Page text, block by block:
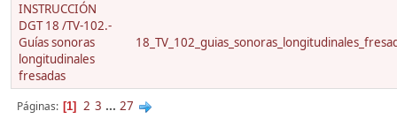
INSTRUCCIÓN
DGT 18 /TV-102.-
Guías sonoras
longitudinales
fresadas
Páginas 1 2 3 ... 27